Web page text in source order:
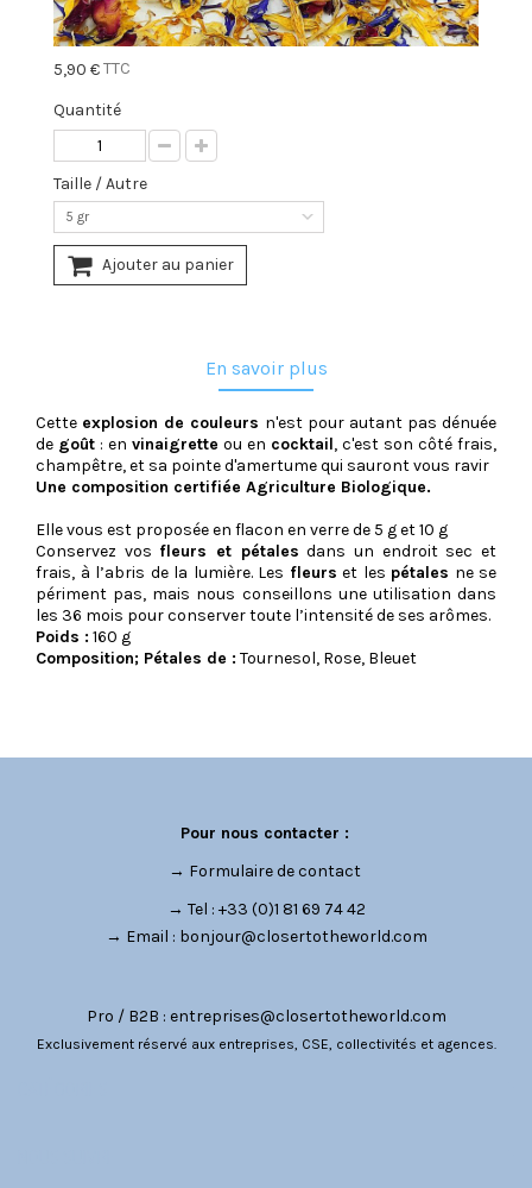
5,90 €TTC
Quantité
Taille / Autre
5 gr
Ajouter au panier
En savoir plus
Cette explosion de couleurs n'est pour autant pas dénuée
de goût : en vinaigrette ou en cocktail, c'est son côté frais,
champêtre, et sa pointe d'amertume qui sauront vous ravir
Une composition certifiée Agriculture Biologique.
Elle vous est proposée en flacon en verre de 5 g et 10 g
Conservez vos fleurs et pétales dans un endroit sec et
frais, à l’abris de la lumière. Les fleurs et les pétales ne se
périment pas, mais nous conseillons une utilisation dans
les 36 mois pour conserver toute l’intensité de ses arômes.
Poids : 160 g
Composition; Pétales de : Tournesol, Rose, Bleuet
Pour nous contacter :
→ Formulaire de contact
→ Tel : +33 (0)1 81 69 74 42
→ Email : bonjour@closertotheworld.com
Pro / B2B : entreprises@closertotheworld.com
Exclusivement réservé aux entreprises, CSE, collectivités et agences.